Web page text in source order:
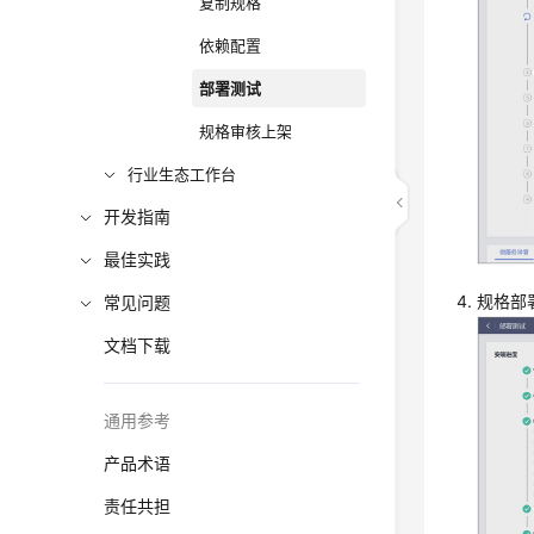
依赖配置
部署测试
规格审核上架
行业生态工作台
开发指南
最佳实践
常见问题
文档下载
通用参考
产品术语
责任共担
规格部